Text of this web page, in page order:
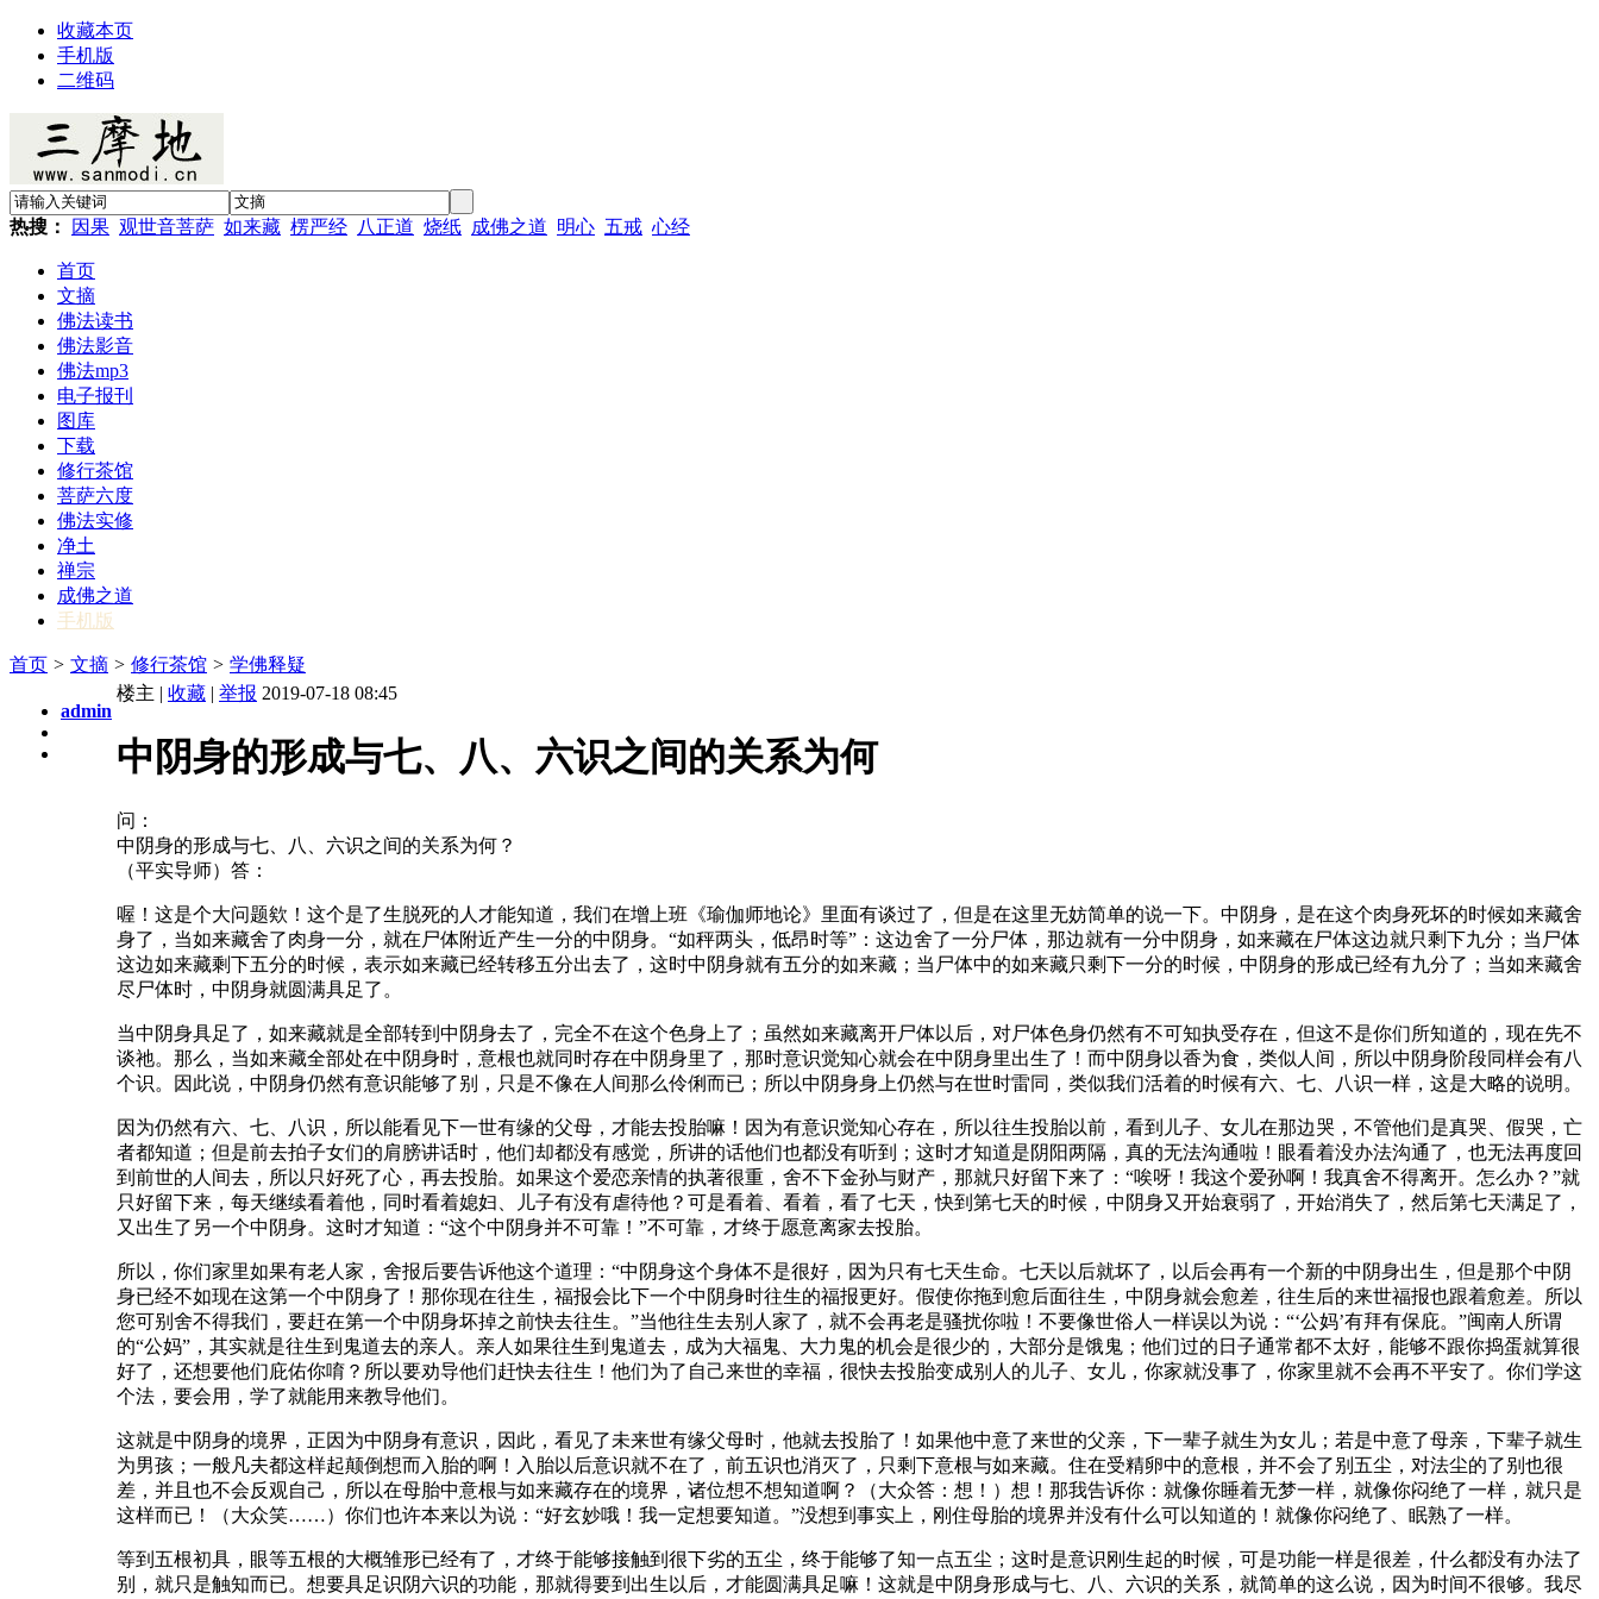
收藏本页
手机版
二维码
热搜： 因果 观世音菩萨 如来藏 楞严经 八正道 烧纸 成佛之道 明心 五戒 心经
首页
文摘
佛法读书
佛法影音
佛法mp3
电子报刊
图库
下载
修行茶馆
菩萨六度
佛法实修
净土
禅宗
成佛之道
手机版
首页 > 文摘 > 修行茶馆 > 学佛释疑
admin
楼主 | 收藏 | 举报 2019-07-18 08:45
中阴身的形成与七、八、六识之间的关系为何
问：
中阴身的形成与七、八、六识之间的关系为何？
（平实导师）答：
喔！这是个大问题欸！这个是了生脱死的人才能知道，我们在增上班《瑜伽师地论》里面有谈过了，但是在这里无妨简单的说一下。中阴身，是在这个肉身死坏的时候如来藏舍
身了，当如来藏舍了肉身一分，就在尸体附近产生一分的中阴身。“如秤两头，低昂时等”：这边舍了一分尸体，那边就有一分中阴身，如来藏在尸体这边就只剩下九分；当尸体
这边如来藏剩下五分的时候，表示如来藏已经转移五分出去了，这时中阴身就有五分的如来藏；当尸体中的如来藏只剩下一分的时候，中阴身的形成已经有九分了；当如来藏舍
尽尸体时，中阴身就圆满具足了。
当中阴身具足了，如来藏就是全部转到中阴身去了，完全不在这个色身上了；虽然如来藏离开尸体以后，对尸体色身仍然有不可知执受存在，但这不是你们所知道的，现在先不
谈祂。那么，当如来藏全部处在中阴身时，意根也就同时存在中阴身里了，那时意识觉知心就会在中阴身里出生了！而中阴身以香为食，类似人间，所以中阴身阶段同样会有八
个识。因此说，中阴身仍然有意识能够了别，只是不像在人间那么伶俐而已；所以中阴身身上仍然与在世时雷同，类似我们活着的时候有六、七、八识一样，这是大略的说明。
因为仍然有六、七、八识，所以能看见下一世有缘的父母，才能去投胎嘛！因为有意识觉知心存在，所以往生投胎以前，看到儿子、女儿在那边哭，不管他们是真哭、假哭，亡
者都知道；但是前去拍子女们的肩膀讲话时，他们却都没有感觉，所讲的话他们也都没有听到；这时才知道是阴阳两隔，真的无法沟通啦！眼看着没办法沟通了，也无法再度回
到前世的人间去，所以只好死了心，再去投胎。如果这个爱恋亲情的执著很重，舍不下金孙与财产，那就只好留下来了：“唉呀！我这个爱孙啊！我真舍不得离开。怎么办？”就
只好留下来，每天继续看着他，同时看着媳妇、儿子有没有虐待他？可是看着、看着，看了七天，快到第七天的时候，中阴身又开始衰弱了，开始消失了，然后第七天满足了，
又出生了另一个中阴身。这时才知道：“这个中阴身并不可靠！”不可靠，才终于愿意离家去投胎。
所以，你们家里如果有老人家，舍报后要告诉他这个道理：“中阴身这个身体不是很好，因为只有七天生命。七天以后就坏了，以后会再有一个新的中阴身出生，但是那个中阴
身已经不如现在这第一个中阴身了！那你现在往生，福报会比下一个中阴身时往生的福报更好。假使你拖到愈后面往生，中阴身就会愈差，往生后的来世福报也跟着愈差。所以
您可别舍不得我们，要赶在第一个中阴身坏掉之前快去往生。”当他往生去别人家了，就不会再老是骚扰你啦！不要像世俗人一样误以为说：“‘公妈’有拜有保庇。”闽南人所谓
的“公妈”，其实就是往生到鬼道去的亲人。亲人如果往生到鬼道去，成为大福鬼、大力鬼的机会是很少的，大部分是饿鬼；他们过的日子通常都不太好，能够不跟你捣蛋就算很
好了，还想要他们庇佑你唷？所以要劝导他们赶快去往生！他们为了自己来世的幸福，很快去投胎变成别人的儿子、女儿，你家就没事了，你家里就不会再不平安了。你们学这
个法，要会用，学了就能用来教导他们。
这就是中阴身的境界，正因为中阴身有意识，因此，看见了未来世有缘父母时，他就去投胎了！如果他中意了来世的父亲，下一辈子就生为女儿；若是中意了母亲，下辈子就生
为男孩；一般凡夫都这样起颠倒想而入胎的啊！入胎以后意识就不在了，前五识也消灭了，只剩下意根与如来藏。住在受精卵中的意根，并不会了别五尘，对法尘的了别也很
差，并且也不会反观自己，所以在母胎中意根与如来藏存在的境界，诸位想不想知道啊？（大众答：想！）想！那我告诉你：就像你睡着无梦一样，就像你闷绝了一样，就只是
这样而已！（大众笑……）你们也许本来以为说：“好玄妙哦！我一定想要知道。”没想到事实上，刚住母胎的境界并没有什么可以知道的！就像你闷绝了、眠熟了一样。
等到五根初具，眼等五根的大概雏形已经有了，才终于能够接触到很下劣的五尘，终于能够了知一点五尘；这时是意识刚生起的时候，可是功能一样是很差，什么都没有办法了
别，就只是触知而已。想要具足识阴六识的功能，那就得要到出生以后，才能圆满具足嘛！这就是中阴身形成与七、八、六识的关系，就简单的这么说，因为时间不很够。我尽